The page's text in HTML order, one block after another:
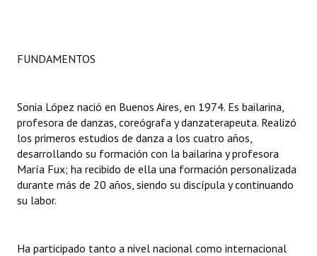
FUNDAMENTOS
Sonia López nació en Buenos Aires, en 1974. Es bailarina,
profesora de danzas, coreógrafa y danzaterapeuta. Realizó
los primeros estudios de danza a los cuatro años,
desarrollando su formación con la bailarina y profesora
María Fux; ha recibido de ella una formación personalizada
durante más de 20 años, siendo su discípula y continuando
su labor.
Ha participado tanto a nivel nacional como internacional